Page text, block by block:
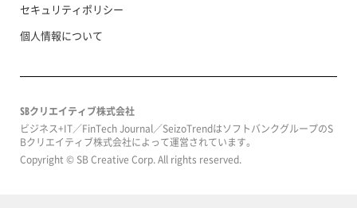
セキュリティポリシー
個人情報について
SBクリエイティブ株式会社
ビジネス+IT／FinTech Journal／SeizoTrendはソフトバンクグループのS
Bクリエイティブ株式会社によって運営されています。
Copyright © SB Creative Corp. All rights reserved.